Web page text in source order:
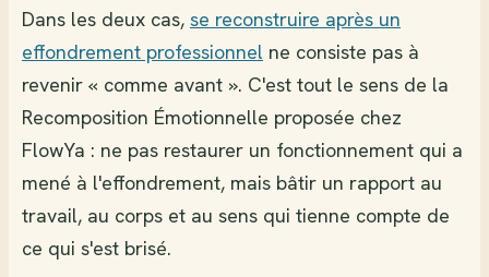
Dans les deux cas, se reconstruire après un
effondrement professionnel ne consiste pas à
revenir « comme avant ». C'est tout le sens de la
Recomposition Émotionnelle proposée chez
FlowYa : ne pas restaurer un fonctionnement qui a
mené à l'effondrement, mais bâtir un rapport au
travail, au corps et au sens qui tienne compte de
ce qui s'est brisé.